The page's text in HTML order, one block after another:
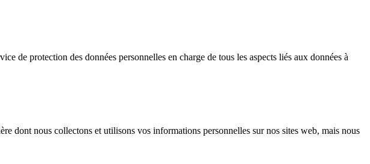
de protection des données personnelles en charge de tous les aspects liés aux données à
dont nous collectons et utilisons vos informations personnelles sur nos sites web, mais nous